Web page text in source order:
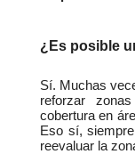
¿Es posible
Sí. Muchas
reforzar
cobertura en
Eso sí,
reevaluar la